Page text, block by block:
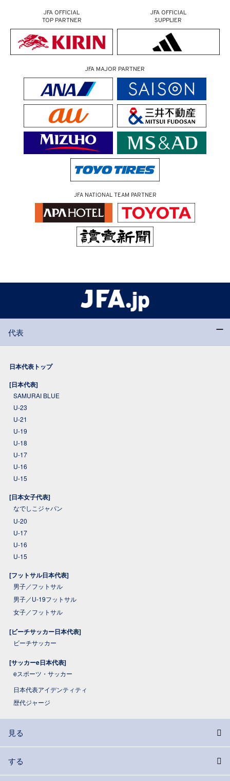
JFA OFFICIAL
TOP PARTNER
JFA OFFICIAL
SUPPLIER
JFA MAJOR PARTNER
JFA NATIONAL TEAM PARTNER
代表
日本代表トップ
[日本代表]
SAMURAI BLUE
U-23
U-21
U-19
U-18
U-17
U-16
U-15
[日本女子代表]
なでしこジャパン
U-20
U-17
U-16
U-15
[フットサル日本代表]
男子／フットサル
男子／U-19フットサル
女子／フットサル
[ビーチサッカー日本代表]
ビーチサッカー
[サッカーe日本代表]
eスポーツ・サッカー
日本代表アイデンティティ
歴代ジャージ
見る
する